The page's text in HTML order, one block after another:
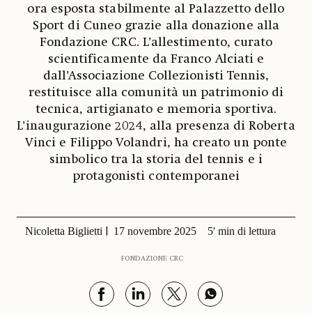
ora esposta stabilmente al Palazzetto dello
Sport di Cuneo grazie alla donazione alla
Fondazione CRC. L’allestimento, curato
scientificamente da Franco Alciati e
dall’Associazione Collezionisti Tennis,
restituisce alla comunità un patrimonio di
tecnica, artigianato e memoria sportiva.
L’inaugurazione 2024, alla presenza di Roberta
Vinci e Filippo Volandri, ha creato un ponte
simbolico tra la storia del tennis e i
protagonisti contemporanei
Nicoletta Biglietti 17 novembre 2025 5' min di lettura
FONDAZIONE CRC